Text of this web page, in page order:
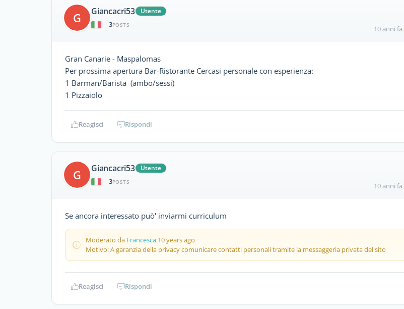
G Giancacri53
Utente
|
3POSTS 10 anni fa
Gran Canarie - Maspalomas
Per prossima apertura Bar-Ristorante Cercasi personale con esperienza:
1 Barman/Barista (ambo/sessi)
1 Pizzaiolo
Reagisci Rispondi
G Giancacri53
Utente
|
3POSTS 10 anni fa
Se ancora interessato può' inviarmi curriculum
Moderato da Francesca 10 years ago
Motivo: A garanzia della privacy comunicare contatti personali tramite la messaggeria privata del sito
Reagisci Rispondi